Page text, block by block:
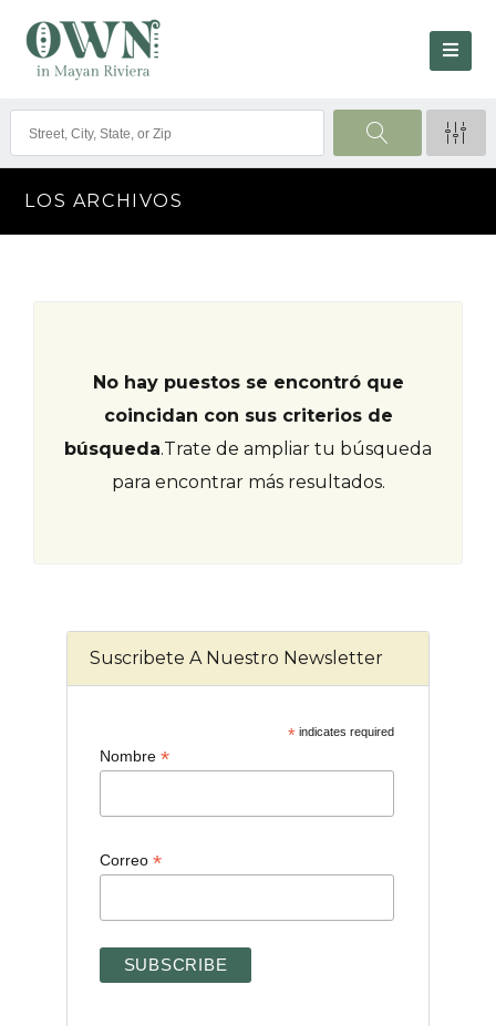
LOS ARCHIVOS
No hay puestos se encontró que
coincidan con sus criterios de
búsqueda.Trate de ampliar tu búsqueda
para encontrar más resultados.
Suscribete A Nuestro Newsletter
*indicates required
Nombre *
Correo *